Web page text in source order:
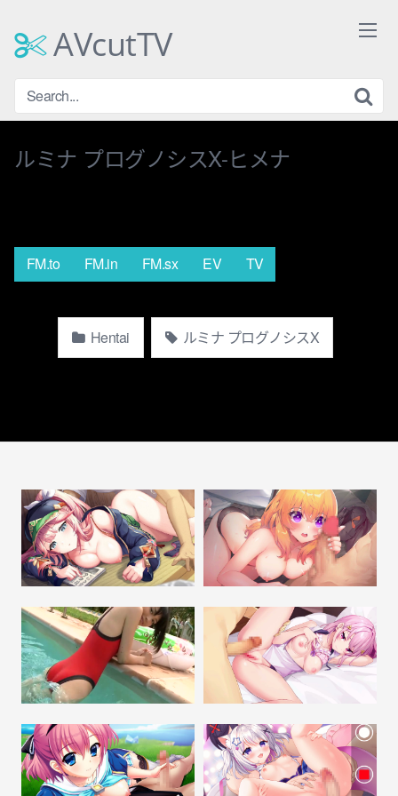
contentAVcutTV
ルミナ プログノシスX-ヒメナ
FM.to FM.in FM.sx EV TV
Hentai ルミナ プログノシスX